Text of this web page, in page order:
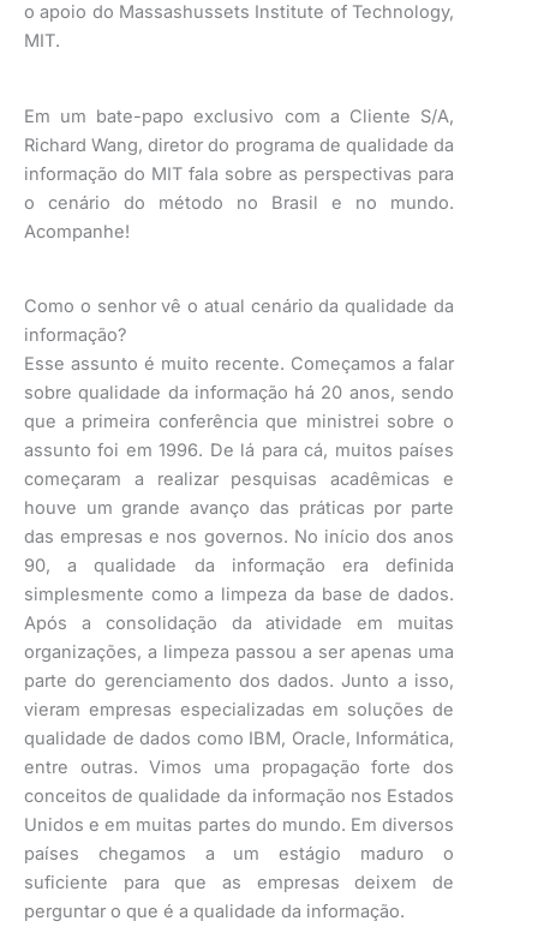
o apoio do Massashussets Institute of Technology,
MIT.
Em um bate-papo exclusivo com a Cliente S/A,
Richard Wang, diretor do programa de qualidade da
informação do MIT fala sobre as perspectivas para
o cenário do método no Brasil e no mundo.
Acompanhe!
Como o senhor vê o atual cenário da qualidade da
informação?
Esse assunto é muito recente. Começamos a falar
sobre qualidade da informação há 20 anos, sendo
que a primeira conferência que ministrei sobre o
assunto foi em 1996. De lá para cá, muitos países
começaram a realizar pesquisas acadêmicas e
houve um grande avanço das práticas por parte
das empresas e nos governos. No início dos anos
90, a qualidade da informação era definida
simplesmente como a limpeza da base de dados.
Após a consolidação da atividade em muitas
organizações, a limpeza passou a ser apenas uma
parte do gerenciamento dos dados. Junto a isso,
vieram empresas especializadas em soluções de
qualidade de dados como IBM, Oracle, Informática,
entre outras. Vimos uma propagação forte dos
conceitos de qualidade da informação nos Estados
Unidos e em muitas partes do mundo. Em diversos
países chegamos a um estágio maduro o
suficiente para que as empresas deixem de
perguntar o que é a qualidade da informação.